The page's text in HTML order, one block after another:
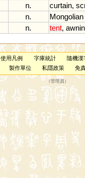
n. curtain,
n. Mongolian
n. tent,
使用凡例 字庫統計 隨機漢
製作單位 私隱政策 免
（管理員 ）